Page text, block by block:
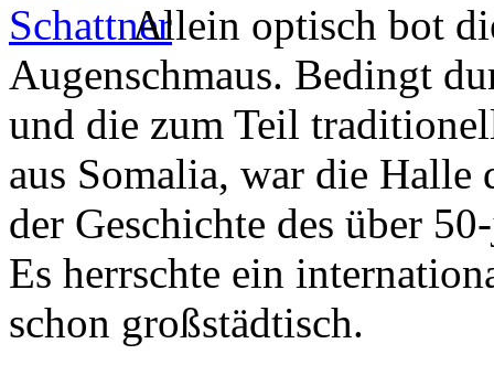
Allein optisch bot
Augenschmaus. Bedingt
und die zum Teil
aus Somalia, war die
der Geschichte des über
Es herrschte ein
schon großstädtisch.